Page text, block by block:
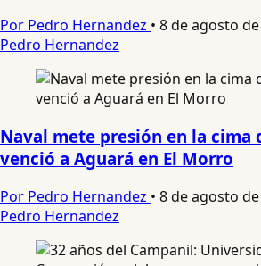
Por Pedro Hernandez • 8 de agosto
Pedro Hernandez
Naval mete presión en la cima
venció a Aguará en El Morro
Por Pedro Hernandez • 8 de agosto de
Pedro Hernandez